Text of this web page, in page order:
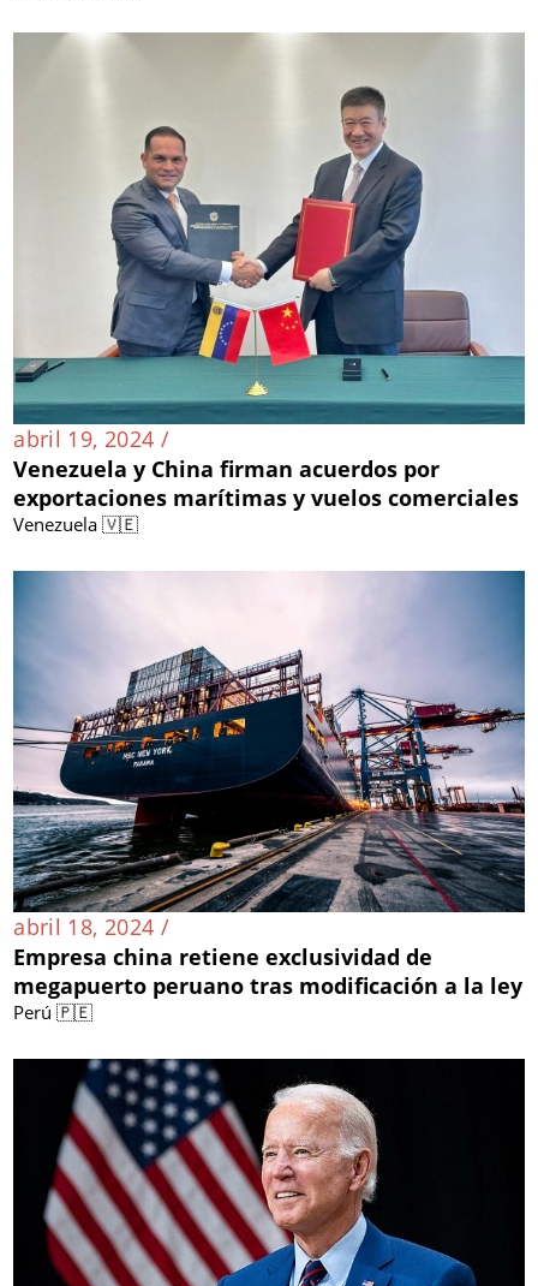
abril 19, 2024 /
Venezuela y China firman acuerdos por
exportaciones marítimas y vuelos comerciales
Venezuela 🇻🇪
abril 18, 2024 /
Empresa china retiene exclusividad de
megapuerto peruano tras modificación a la ley
Perú 🇵🇪